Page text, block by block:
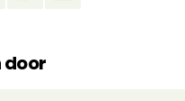
door